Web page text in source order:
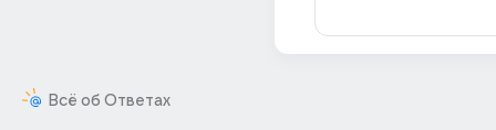
Всё об Ответах